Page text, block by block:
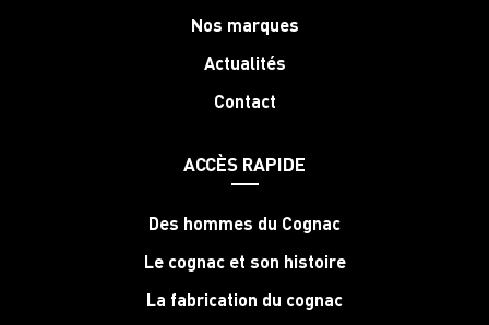
Nos marques
Actualités
Contact
ACCÈS RAPIDE
Des hommes du Cognac
Le cognac et son histoire
La fabrication du cognac